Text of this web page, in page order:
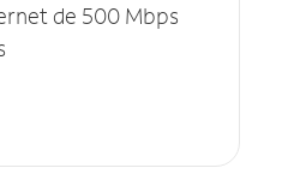
de 500 Mbps